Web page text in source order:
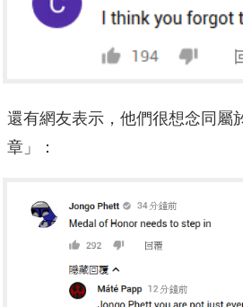
還有網友表示，他們很想念同屬
章」：